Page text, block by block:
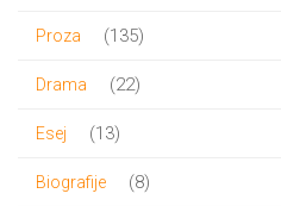
Proza 135135
Drama 2222
Esej 1313
Biografije 88